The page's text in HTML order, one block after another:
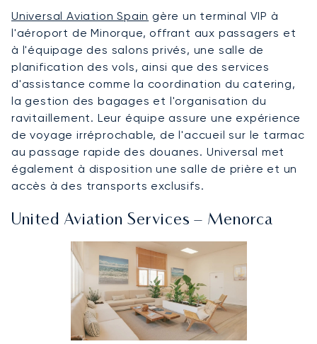
Universal Aviation Spain gère un terminal VIP à
l'aéroport de Minorque, offrant aux passagers et
à l'équipage des salons privés, une salle de
planification des vols, ainsi que des services
d'assistance comme la coordination du catering,
la gestion des bagages et l'organisation du
ravitaillement. Leur équipe assure une expérience
de voyage irréprochable, de l'accueil sur le tarmac
au passage rapide des douanes. Universal met
également à disposition une salle de prière et un
accès à des transports exclusifs.
United Aviation Services – Menorca